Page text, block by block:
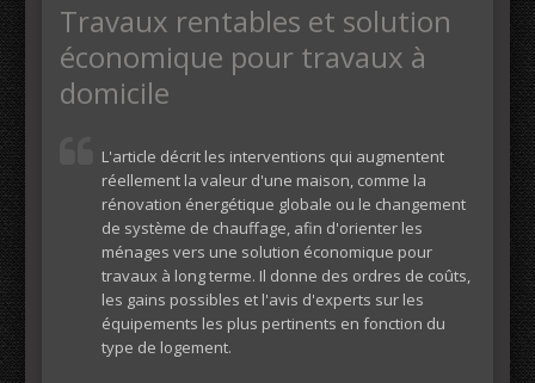
Travaux rentables et solution
économique pour travaux à
domicile
L'article décrit les interventions qui augmentent
réellement la valeur d'une maison, comme la
rénovation énergétique globale ou le changement
de système de chauffage, afin d'orienter les
ménages vers une solution économique pour
travaux à long terme. Il donne des ordres de coûts,
les gains possibles et l'avis d'experts sur les
équipements les plus pertinents en fonction du
type de logement.